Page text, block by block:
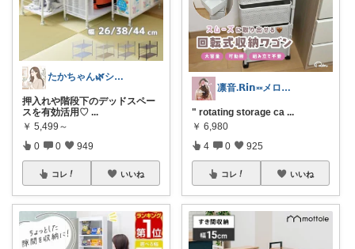
たかちゃん🌿シンプルで心地よい暮らし
押入れや階段下のデッドスペー
スを有効活用♡ ...
￥ 5,499～
0 0 949
コレ いいね
凛音.𝗥𝗶𝗻༝༝メロウな暮らし🧸
" rotating storage ca ...
￥ 6,980
4 0 925
コレ いいね